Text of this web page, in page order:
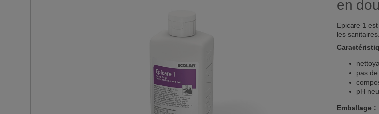
en
Epicare 1
les
pas
pH
Emballage :